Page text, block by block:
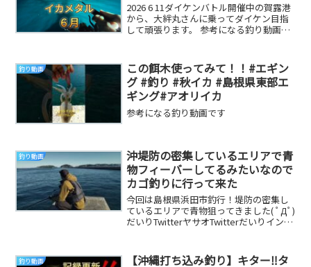
2026 6 11ダイケンバトル開催中の賀露港
から、大絆丸さんに乗ってダイケン目指
して頑張ります。 参考になる釣り動画で
釣り動画
この餌木使ってみて！！#エギン
グ #釣り #秋イカ #島根県東部エ
ギング#アオリイカ
参考になる釣り動画です
釣り動画
沖堤防の密集しているエリアで青
物フィーバーしてるみたいなので
カゴ釣りに行って来た
今回は島根県浜田市釣行！堤防の密集し
ているエリアで青物狙ってきました( ﾟДﾟ)
だいりTwitterヤサオTwitterだいりインス
釣り動画
【沖縄打ち込み釣り】キター‼️タ